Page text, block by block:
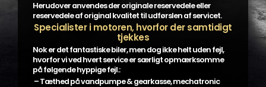
Herudover anvendes der originale reservedele eller
reservedele af original kvalitet til udførslen af servicet.
Specialister i motoren, hvorfor der samtidigt
tjekkes
Nok er det fantastiske biler, men dog ikke helt uden fejl,
hvorfor vi ved hvert service er særligt opmærksomme
på følgende hyppige fejl.:
– Tæthed på vandpumpe & gearkasse, mechatronic